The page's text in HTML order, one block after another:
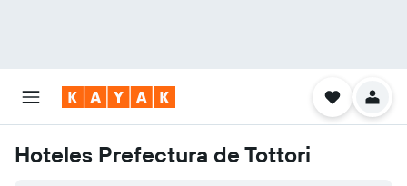
Hoteles Prefectura de Tottori